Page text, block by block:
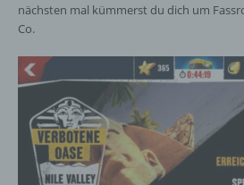
nächsten mal kümmerst du dich um
Co.